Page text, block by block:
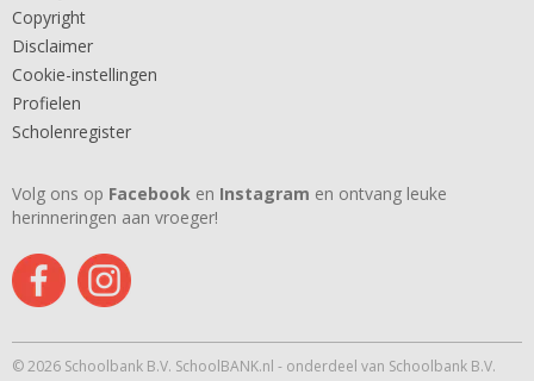
Copyright
Disclaimer
Cookie-instellingen
Profielen
Scholenregister
Volg ons op Facebook en Instagram en ontvang leuke
herinneringen aan vroeger!
© 2026 Schoolbank B.V. SchoolBANK.nl - onderdeel van Schoolbank B.V.